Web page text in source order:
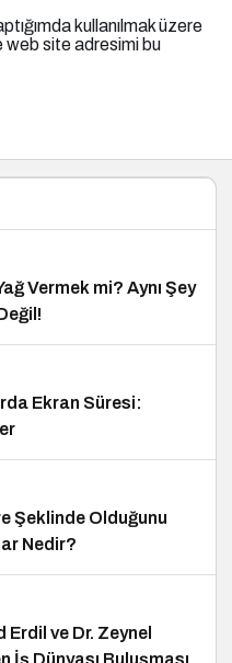
kullanılmak üzere
web site adresimi bu
Vermek mi? Aynı Şey
Ekran Süresi:
Şeklinde Olduğunu
Nedir?
Erdil ve Dr. Zeynel
İş Dünyası Buluşması